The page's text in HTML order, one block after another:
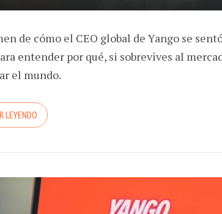
de cómo el CEO global de Yango se
entender por qué, si sobrevives al
el mundo.
LEYENDO